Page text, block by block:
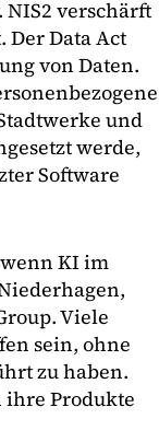
verschärft
Data Act
von Daten.
und
werde,
Software
KI im
Viele
sein, ohne
zu haben.
Produkte